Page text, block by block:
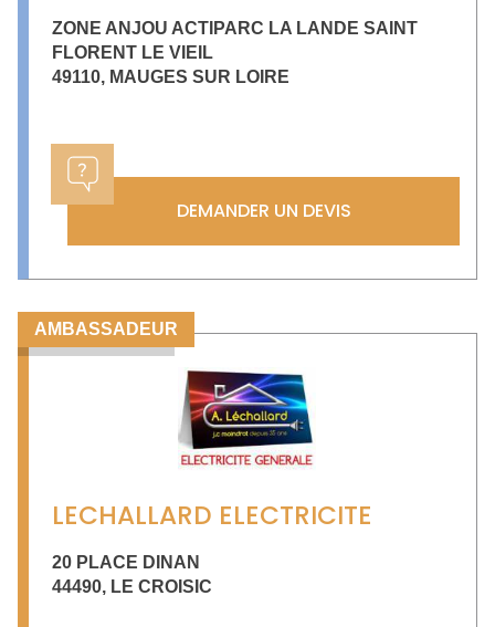
ZONE ANJOU ACTIPARC LA LANDE SAINT
FLORENT LE VIEIL
49110, MAUGES SUR LOIRE
DEMANDER UN DEVIS
AMBASSADEUR
LECHALLARD ELECTRICITE
20 PLACE DINAN
44490, LE CROISIC